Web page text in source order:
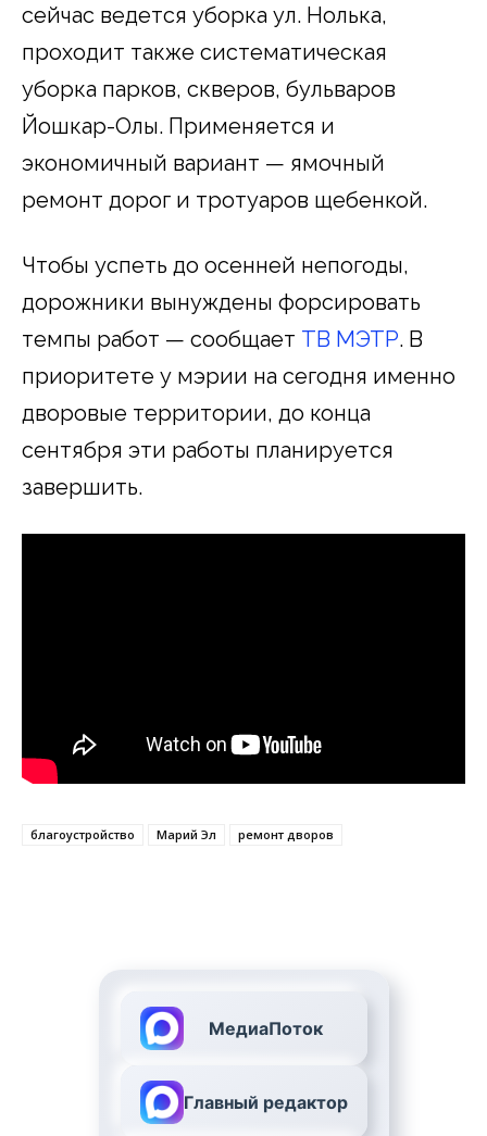
сейчас ведется уборка ул. Нолька,
проходит также систематическая
уборка парков, скверов, бульваров
Йошкар-Олы. Применяется и
экономичный вариант — ямочный
ремонт дорог и тротуаров щебенкой.
Чтобы успеть до осенней непогоды,
дорожники вынуждены форсировать
темпы работ — сообщает ТВ МЭТР. В
приоритете у мэрии на сегодня именно
дворовые территории, до конца
сентября эти работы планируется
завершить.
благоустройство Марий Эл ремонт дворов
МедиаПоток
Главный редактор